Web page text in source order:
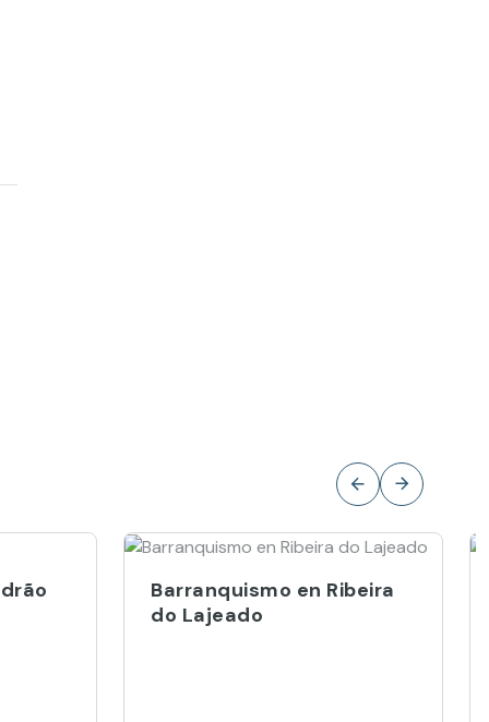
Barranquismo en Ribeira
do Lajeado